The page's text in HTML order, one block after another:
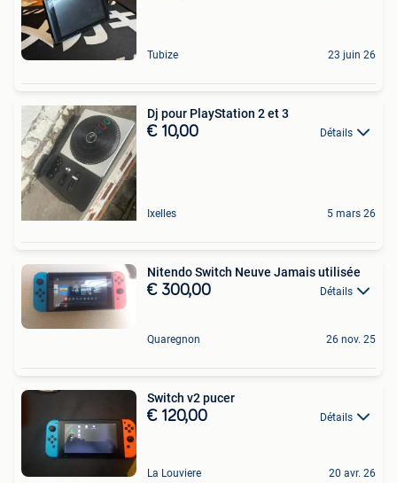
Tubize 23 juin 26
Dj pour PlayStation 2 et 3
€ 10,00 Détails
Ixelles 5 mars 26
Nitendo Switch Neuve Jamais utilisée
€ 300,00 Détails
Quaregnon 26 nov. 25
Switch v2 pucer
€ 120,00 Détails
La Louviere 20 avr. 26